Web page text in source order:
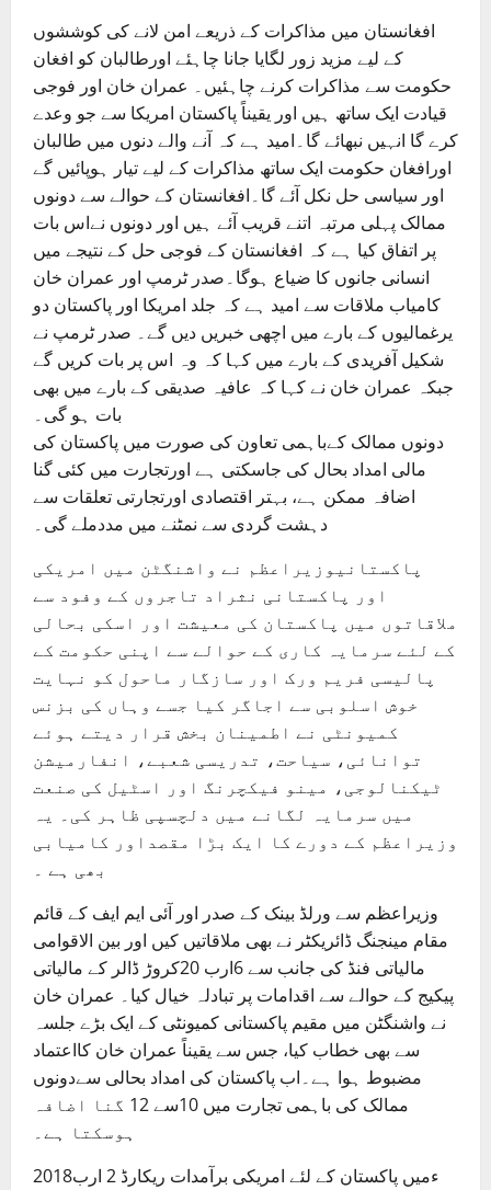
افغانستان میں مذاکرات کے ذریعے امن لانے کی کوششوں
کے لیے مزید زور لگایا جانا چاہئے اورطالبان کو افغان
حکومت سے مذاکرات کرنے چاہئیں۔ عمران خان اور فوجی
قیادت ایک ساتھ ہیں اور یقیناً پاکستان امریکا سے جو وعدے
کرے گا انہیں نبھائے گا۔امید ہے کہ آنے والے دنوں میں طالبان
اورافغان حکومت ایک ساتھ مذاکرات کے لیے تیار ہوپائیں گے
اور سیاسی حل نکل آئے گا۔افغانستان کے حوالے سے دونوں
ممالک پہلی مرتبہ اتنے قریب آئے ہیں اور دونوں نےاس بات
پر اتفاق کیا ہے کہ افغانستان کے فوجی حل کے نتیجے میں
انسانی جانوں کا ضیاع ہوگا۔صدر ٹرمپ اور عمران خان
کامیاب ملاقات سے امید ہے کہ جلد امریکا اور پاکستان دو
یرغمالیوں کے بارے میں اچھی خبریں دیں گے۔ صدر ٹرمپ نے
شکیل آفریدی کے بارے میں کہا کہ وہ اس پر بات کریں گے
جبکہ عمران خان نے کہا کہ عافیہ صدیقی کے بارے میں بھی
بات ہو گی۔
دونوں ممالک کےباہمی تعاون کی صورت میں پاکستان کی
مالی امداد بحال کی جاسکتی ہے اورتجارت میں کئی گنا
اضافہ ممکن ہے، بہتر اقتصادی اورتجارتی تعلقات سے
دہشت گردی سے نمٹنے میں مددملے گی۔
پاکستانیوزیراعظم نے واشنگٹن میں امریکی
اور پاکستانی نثراد تاجروں کے وفود سے
ملاقاتوں میں پاکستان کی معیشت اور اسکی بحالی
کے لئے سرمایہ کاری کے حوالے سے اپنی حکومت کے
پالیسی فریم ورک اور سازگار ماحول کو نہایت
خوش اسلوبی سے اجاگر کیا جسے وہاں کی بزنس
کمیونٹی نے اطمینان بخش قرار دیتے ہوئے
توانائی، سیاحت، تدریسی شعبے، انفارمیشن
ٹیکنالوجی، مینو فیکچرنگ اور اسٹیل کی صنعت
میں سرمایہ لگانے میں دلچسپی ظاہر کی۔ یہ
وزیراعظم کے دورے کا ایک بڑا مقصداور کامیابی
بھی ہے ۔
وزیراعظم سے ورلڈ بینک کے صدر اور آئی ایم ایف کے قائم
مقام مینجنگ ڈائریکٹر نے بھی ملاقاتیں کیں اور بین الاقوامی
مالیاتی فنڈ کی جانب سے 6ارب 20کروڑ ڈالر کے مالیاتی
پیکیج کے حوالے سے اقدامات پر تبادلہ خیال کیا۔ عمران خان
نے واشنگٹن میں مقیم پاکستانی کمیونٹی کے ایک بڑے جلسہ
سے بھی خطاب کیا، جس سے یقیناً عمران خان کااعتماد
مضبوط ہوا ہے۔اب پاکستان کی امداد بحالی سےدونوں
ممالک کی باہمی تجارت میں 10سے 12 گنا اضافہ
ہوسکتا ہے۔
2018ءمیں پاکستان کے لئے امریکی برآمدات ریکارڈ 2 ارب